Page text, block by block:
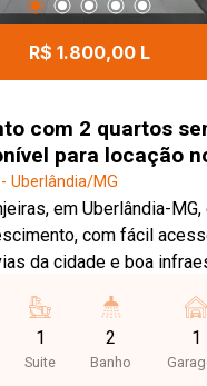
R$ 1.800,00 L
com 2 quartos
para locação
em Uberlândia-MG
Uberlândia/MG
em Uberlândia-MG,
com fácil
da cidade e boa
primeira locação,
ambientes, cozinha com
sacada integrada
1
Suite
2
Banho
1